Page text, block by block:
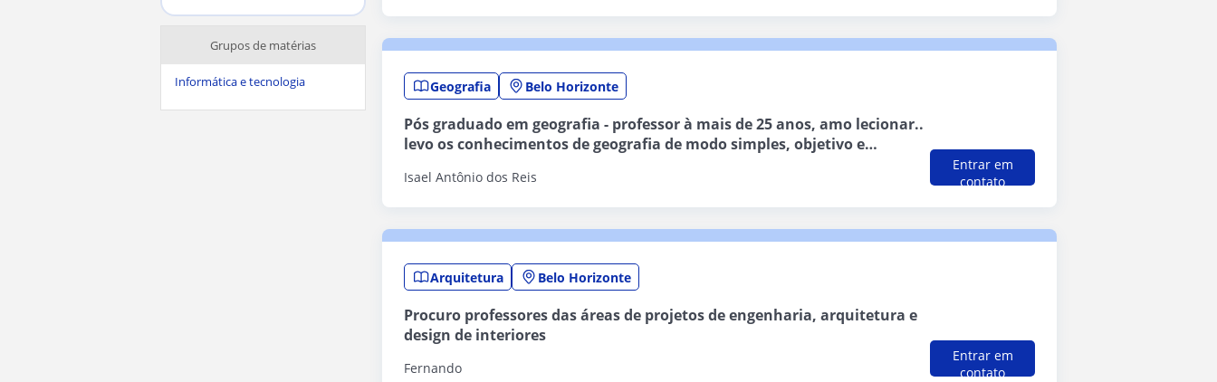
Geografia Belo Horizonte
Isael Antônio dos Reis
Pós graduado em geografia - professor à mais de 25 anos, amo lecionar..
levo os conhecimentos de geografia de modo simples, objetivo e
Entrar em
contato
Arquitetura Belo Horizonte
Fernando
Procuro professores das áreas de projetos de engenharia, arquitetura e
design de interiores
Entrar em
contato
Grupos de matérias
Informática e tecnologia